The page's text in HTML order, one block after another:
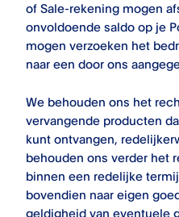
of Sale-rekening mogen
onvoldoende saldo op je
mogen verzoeken het
naar een door ons
We behouden ons het
vervangende producten
kunt ontvangen,
behouden ons verder het
binnen een redelijke
bovendien naar eigen
geldigheid van eventuele